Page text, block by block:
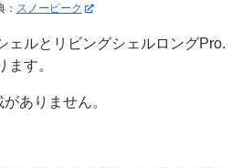
： スノーピーク
ェルとリビングシェルロングPro.
す。
ありません。